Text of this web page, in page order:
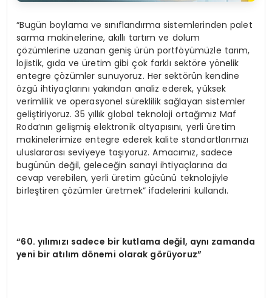
“Bugün boylama ve sınıflandırma sistemlerinden palet
sarma makinelerine, akıllı tartım ve dolum
çözümlerine uzanan geniş ürün portföyümüzle tarım,
lojistik, gıda ve üretim gibi çok farklı sektöre yönelik
entegre çözümler sunuyoruz. Her sektörün kendine
özgü ihtiyaçlarını yakından analiz ederek, yüksek
verimlilik ve operasyonel süreklilik sağlayan sistemler
geliştiriyoruz. 35 yıllık global teknoloji ortağımız Maf
Roda’nın gelişmiş elektronik altyapısını, yerli üretim
makinelerimize entegre ederek kalite standartlarımızı
uluslararası seviyeye taşıyoruz. Amacımız, sadece
bugünün değil, geleceğin sanayi ihtiyaçlarına da
cevap verebilen, yerli üretim gücünü teknolojiyle
birleştiren çözümler üretmek” ifadelerini kullandı.
“60. yılımızı sadece bir kutlama değil, aynı zamanda
yeni bir atılım dönemi olarak görüyoruz”